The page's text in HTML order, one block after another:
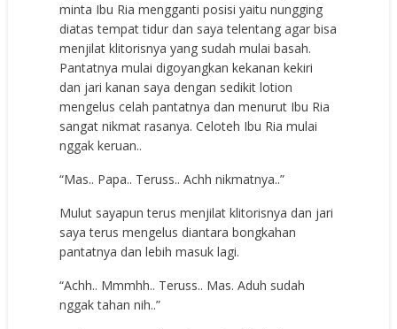
minta Ibu Ria mengganti posisi yaitu nungging
diatas tempat tidur dan saya telentang agar bisa
menjilat klitorisnya yang sudah mulai basah.
Pantatnya mulai digoyangkan kekanan kekiri
dan jari kanan saya dengan sedikit lotion
mengelus celah pantatnya dan menurut Ibu Ria
sangat nikmat rasanya. Celoteh Ibu Ria mulai
nggak keruan..
“Mas.. Papa.. Teruss.. Achh nikmatnya..”
Mulut sayapun terus menjilat klitorisnya dan jari
saya terus mengelus diantara bongkahan
pantatnya dan lebih masuk lagi.
“Achh.. Mmmhh.. Teruss.. Mas. Aduh sudah
nggak tahan nih..”